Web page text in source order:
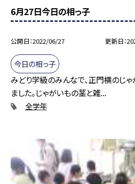
6月27日今日の相っ子
公開日 2022/06/27 更新日
今日の相っ子
みどり学級のみんなで、正門横のじ
ました。じゃがいもの茎と雑...
全学年